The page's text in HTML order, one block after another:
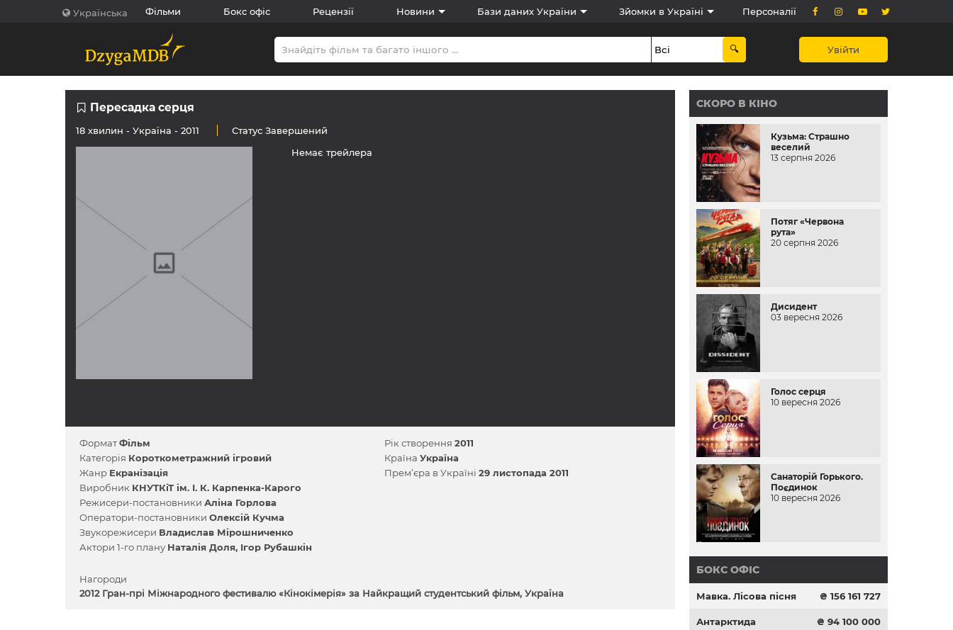
Українська Фільми Бокс офіс Рецензії Новини Бази даних України Зйомки в Україні Персоналії
Увійти
Пересадка серця
18 хвилин - Україна - 2011 Статус Завершений
Немає трейлера
ФорматФільм
Категорія Короткометражний ігровий
Жанр Екранізація
Виробник КНУТКіТ ім. І. К. Карпенка-Карого
Режисери-постановники Аліна Горлова
Оператори-постановники Олексiй Кучма
Звукорежисери Владислав Мірошниченко
Актори 1-го плану Наталія Доля Ігор Рубашкін
Рік створення 2011
Країна Україна
Прем’єра в Україні 29 листопада 2011
Нагороди
2012 Гран-прі Міжнародного фестивалю «Кінокімерія» за Найкращий студентський фільм, Україна
СКОРО В КІНО
Кузьма: Страшно
веселий
13 серпня 2026
Потяг «Червона
рута»
20 серпня 2026
Дисидент
03 вересня 2026
Голос серця
10 вересня 2026
Санаторій Горького.
Поєдинок
10 вересня 2026
БОКС ОФІС
Мавка. Лісова пісня ₴ 156 161 727
Антарктида ₴ 94 100 000